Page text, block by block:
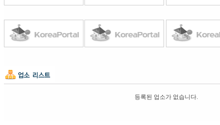
등록된 업소가 없습니다.